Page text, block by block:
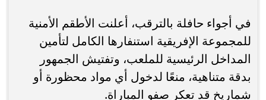
في أجواء حافلة بالترقب، أعلنت الأطقم الأمنية
للمجموعة الإفريقية استنفارها الكامل لتأمين
المداخل الرئيسية للملعب، وتفتيش الجمهور
بدقة متناهية، منعًا لدخول أي مواد محظورة أو
شماريخ قد تعكر صفو المباراة.